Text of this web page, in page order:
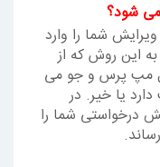
شود؟
شما را وارد
این روش که از
مپ پرس و جو می
یا خیر. در
درخواستی شما را